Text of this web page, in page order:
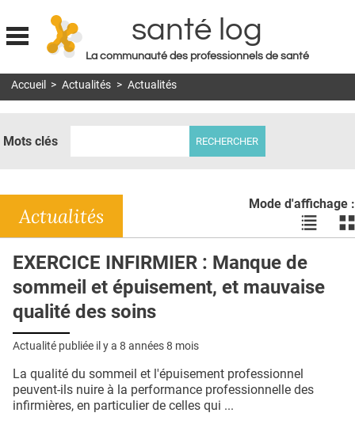
Jump to navigation
santé log
La communauté des professionnels de santé
MON COMPTE
DOSSIERS
RÉSEAUX
E-REVUE SAD
L'APP
PUBLICITÉ
Accueil > Actualités > Actualités
Mots clés
Mode d'affichage :
Voir
les
en
liste
les
Actualités
EXERCICE INFIRMIER : Manque de
sommeil et épuisement, et mauvaise
qualité des soins
Actualité publiée il y a 8 années 8 mois
La qualité du sommeil et l'épuisement professionnel
peuvent-ils nuire à la performance professionnelle des
infirmières, en particulier de celles qui ...